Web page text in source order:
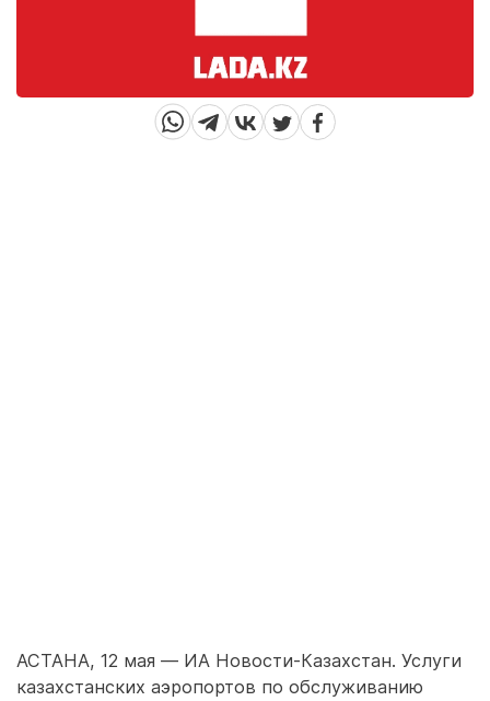
АСТАНА, 12 мая — ИА Новости-Казахстан. Услуги
казахстанских аэропортов по обслуживанию